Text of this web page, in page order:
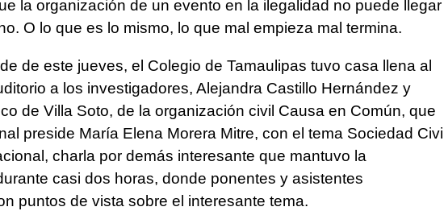
la organización de un evento en la ilegalidad no puede llegar
O lo que es lo mismo, lo que mal empieza mal termina.
de este jueves, el Colegio de Tamaulipas tuvo casa llena al
a los investigadores, Alejandra Castillo Hernández y
de Villa Soto, de la organización civil Causa en Común, que
preside María Elena Morera Mitre, con el tema Sociedad Civil
charla por demás interesante que mantuvo la
casi dos horas, donde ponentes y asistentes
puntos de vista sobre el interesante tema.